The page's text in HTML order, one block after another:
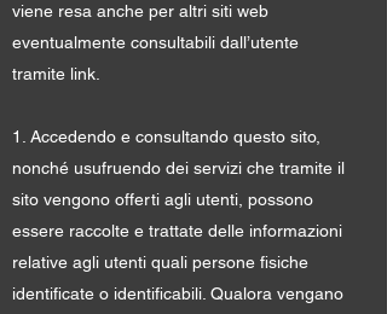
viene resa anche per altri siti web
eventualmente consultabili dall’utente
tramite link.
1. Accedendo e consultando questo sito,
nonché usufruendo dei servizi che tramite il
sito vengono offerti agli utenti, possono
essere raccolte e trattate delle informazioni
relative agli utenti quali persone fisiche
identificate o identificabili. Qualora vengano